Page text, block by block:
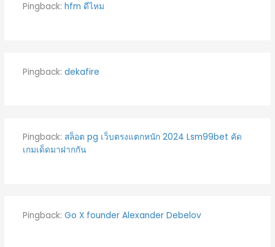
Pingback: hfm ดีไหม
Pingback: dekafire
Pingback: สล็อต pg เว็บตรงแตกหนัก 2024 Lsm99bet คัด
เกมเด็ดมาฝากกัน
Pingback: Go X founder Alexander Debelov